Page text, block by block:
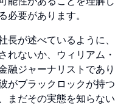
必要があります。
長が述べているように、
れないか、ウィリアム・
融ジャーナリストであり
がブラックロックが持つ
まだその実態を知らない